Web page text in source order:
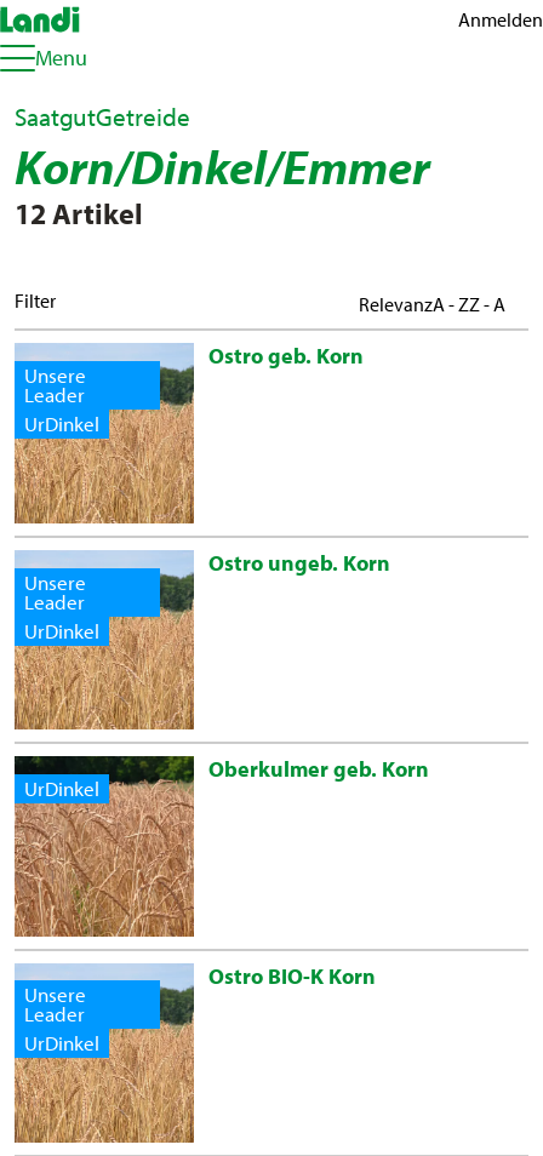
Anmelden
Menu
SaatgutGetreide
Korn/Dinkel/Emmer
12 Artikel
Filter RelevanzA - ZZ - A
Unsere
Leader
UrDinkel
Ostro geb. Korn
Unsere
Leader
UrDinkel
Ostro ungeb. Korn
UrDinkel
Oberkulmer geb. Korn
Unsere
Leader
UrDinkel
Ostro BIO-K Korn